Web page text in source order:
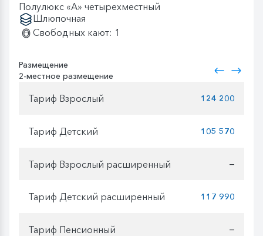
Полулюкс «А» четырехместный
Шлюпочная
Свободных кают: 1
Размещение
2-местное размещение
Тариф Взрослый 124 200
Тариф Детский 105 570
Тариф Взрослый расширенный —
Тариф Детский расширенный 117 990
Тариф Пенсионный —